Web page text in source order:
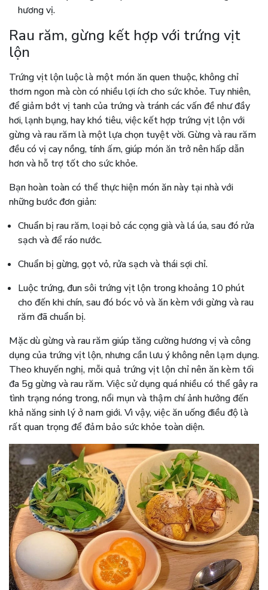
hương vị.
Rau răm, gừng kết hợp với trứng vịt
lộn
Trứng vịt lộn luộc là một món ăn quen thuộc, không chỉ
thơm ngon mà còn có nhiều lợi ích cho sức khỏe. Tuy nhiên,
để giảm bớt vị tanh của trứng và tránh các vấn đề như đầy
hơi, lạnh bụng, hay khó tiêu, việc kết hợp trứng vịt lộn với
gừng và rau răm là một lựa chọn tuyệt vời. Gừng và rau răm
đều có vị cay nồng, tính ấm, giúp món ăn trở nên hấp dẫn
hơn và hỗ trợ tốt cho sức khỏe.
Bạn hoàn toàn có thể thực hiện món ăn này tại nhà với
những bước đơn giản:
Chuẩn bị rau răm, loại bỏ các cọng già và lá úa, sau đó rửa
sạch và để ráo nước.
Chuẩn bị gừng, gọt vỏ, rửa sạch và thái sợi chỉ.
Luộc trứng, đun sôi trứng vịt lộn trong khoảng 10 phút
cho đến khi chín, sau đó bóc vỏ và ăn kèm với gừng và rau
răm đã chuẩn bị.
Mặc dù gừng và rau răm giúp tăng cường hương vị và công
dụng của trứng vịt lộn, nhưng cần lưu ý không nên lạm dụng.
Theo khuyến nghị, mỗi quả trứng vịt lộn chỉ nên ăn kèm tối
đa 5g gừng và rau răm. Việc sử dụng quá nhiều có thể gây ra
tình trạng nóng trong, nổi mụn và thậm chí ảnh hưởng đến
khả năng sinh lý ở nam giới. Vì vậy, việc ăn uống điều độ là
rất quan trọng để đảm bảo sức khỏe toàn diện.